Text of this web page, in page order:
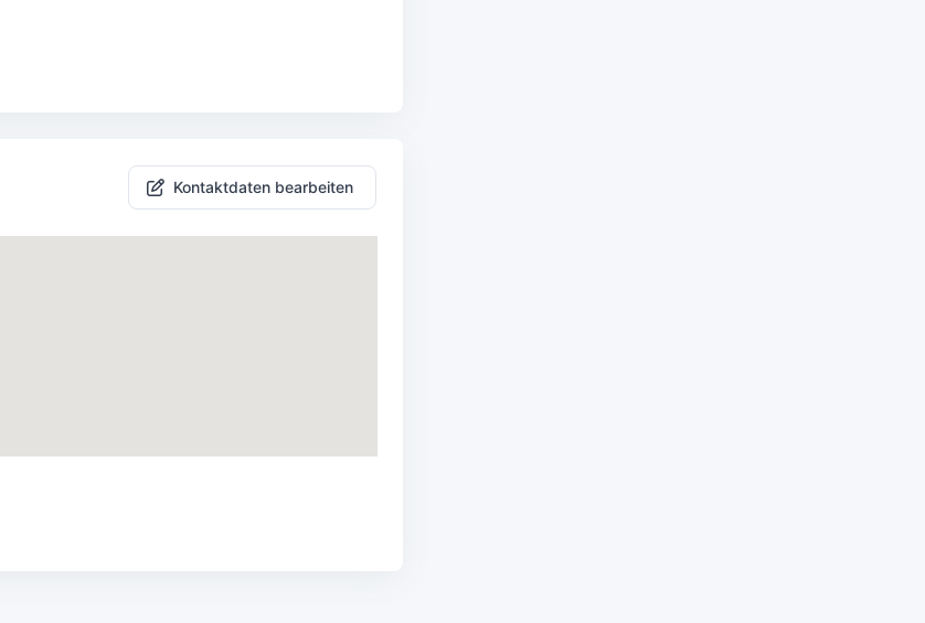
Kontaktdaten bearbeiten